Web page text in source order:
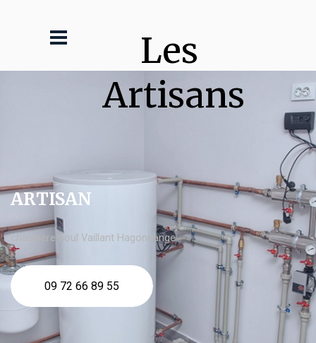
Les
Artisans
ARTISAN
chaudière fioul Vaillant Hagondange
09 72 66 89 55